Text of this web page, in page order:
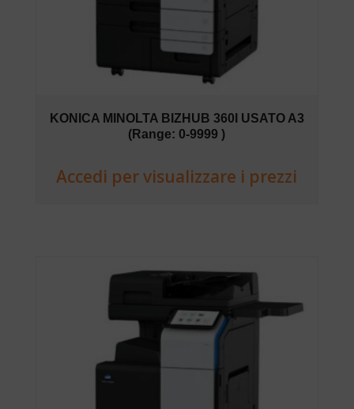
KONICA MINOLTA BIZHUB 360I USATO A3
(Range: 0-9999 )
Accedi per visualizzare i prezzi